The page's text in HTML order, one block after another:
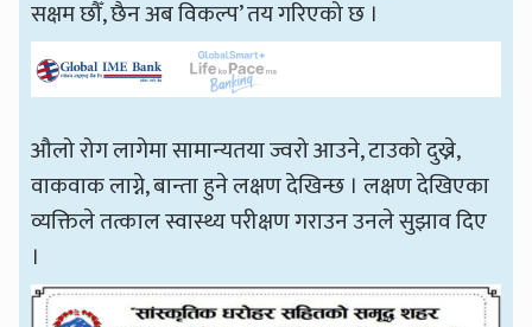
सक्षम छौँ, छैन अब विकल्प’ तय गरिएको छ ।
औलो रोग लागेमा सामान्यतया ज्वरो आउने, टाउको दुख्ने,
वाकवाक लाग्ने, बान्ता हुने लक्षण देखिन्छ । लक्षण देखिएका
व्यक्तिले तत्काल स्वास्थ्य परीक्षण गराउन उनले सुझाव दिए
।